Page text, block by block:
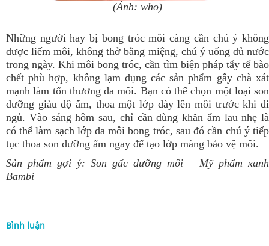
(Ảnh: who)
Những người hay bị bong tróc môi càng cần chú ý không
được liếm môi, không thở bằng miệng, chú ý uống đủ nước
trong ngày. Khi môi bong tróc, cần tìm biện pháp tẩy tế bào
chết phù hợp, không lạm dụng các sản phẩm gây chà xát
mạnh làm tổn thương da môi. Bạn có thể chọn một loại son
dưỡng giàu độ ẩm, thoa một lớp dày lên môi trước khi đi
ngủ. Vào sáng hôm sau, chỉ cần dùng khăn ẩm lau nhẹ là
có thể làm sạch lớp da môi bong tróc, sau đó cần chú ý tiếp
tục thoa son dưỡng ẩm ngay để tạo lớp màng bảo vệ môi.
Sản phẩm gợi ý: Son gấc dưỡng môi – Mỹ phẩm xanh
Bambi
Bình luận